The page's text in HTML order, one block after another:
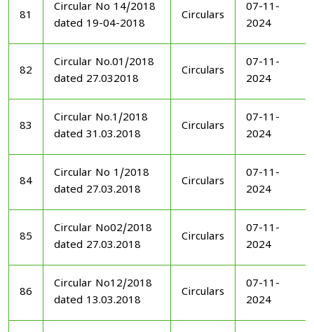
81
Circular No 14/2018
dated 19-04-2018
Circulars
07-11-
2024
82
Circular No.01/2018
dated 27.032018
Circulars
07-11-
2024
83
Circular No.1/2018
dated 31.03.2018
Circulars
07-11-
2024
84
Circular No 1/2018
dated 27.03.2018
Circulars
07-11-
2024
85
Circular No02/2018
dated 27.03.2018
Circulars
07-11-
2024
86
Circular No12/2018
dated 13.03.2018
Circulars
07-11-
2024